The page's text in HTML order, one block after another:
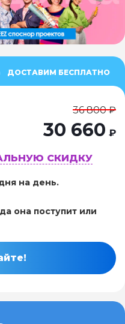
ДОСТАВИМ БЕСПЛАТНО
36 800 ₽
30 660 ₽
СКИДКУ
на день.
она поступит или